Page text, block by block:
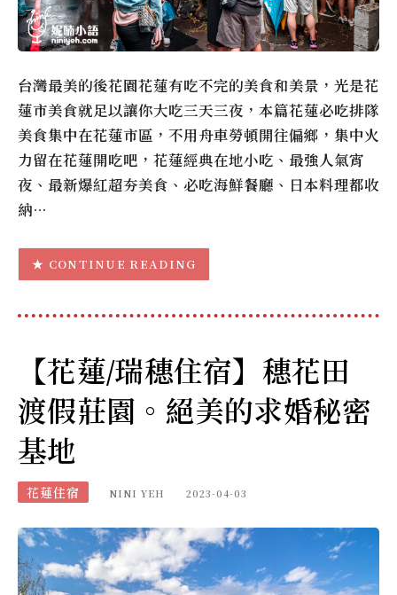
台灣最美的後花園花蓮有吃不完的美食和美景，光是花
蓮市美食就足以讓你大吃三天三夜，本篇花蓮必吃排隊
美食集中在花蓮市區，不用舟車勞頓開往偏鄉，集中火
力留在花蓮開吃吧，花蓮經典在地小吃、最強人氣宵
夜、最新爆紅超夯美食、必吃海鮮餐廳、日本料理都收
納…
CONTINUE READING
【花蓮/瑞穗住宿】穗花田
渡假莊園。絕美的求婚秘密
基地
花蓮住宿 NINI YEH 2023-04-03